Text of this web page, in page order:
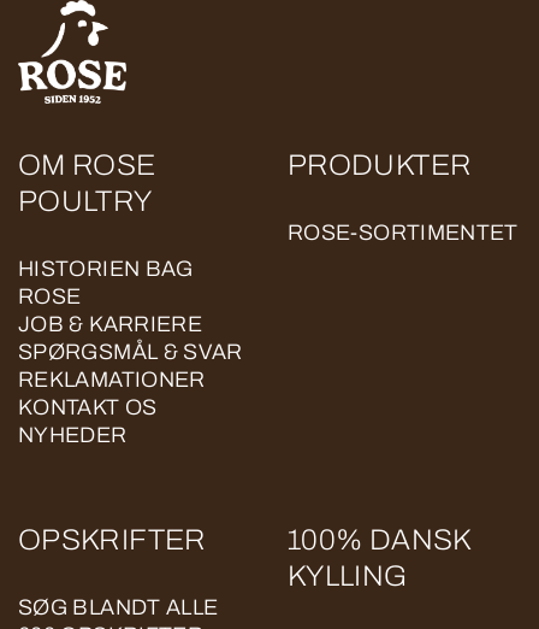
OM ROSE
POULTRY
HISTORIEN BAG
ROSE
JOB & KARRIERE
SPØRGSMÅL & SVAR
REKLAMATIONER
KONTAKT OS
NYHEDER
PRODUKTER
ROSE-SORTIMENTET
OPSKRIFTER
SØG BLANDT ALLE
100% DANSK
KYLLING